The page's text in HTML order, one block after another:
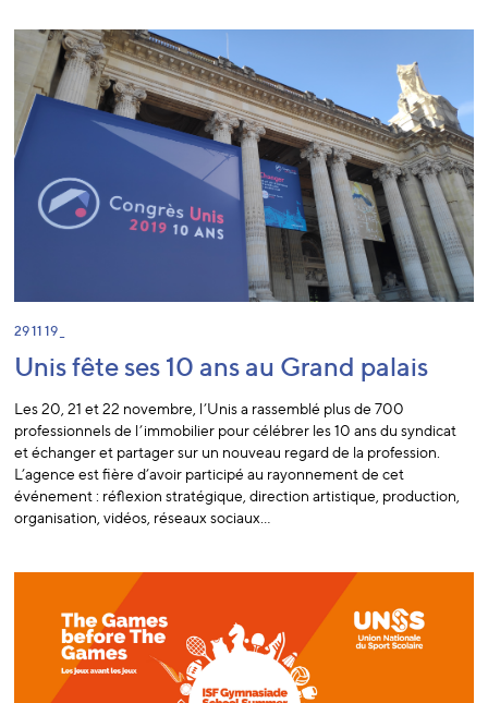
29 11 19 _
Unis fête ses 10 ans au Grand palais
Les 20, 21 et 22 novembre, l’Unis a rassemblé plus de 700
professionnels de l’immobilier pour célébrer les 10 ans du syndicat
et échanger et partager sur un nouveau regard de la profession.
L’agence est fière d’avoir participé au rayonnement de cet
événement : réflexion stratégique, direction artistique, production,
organisation, vidéos, réseaux sociaux…